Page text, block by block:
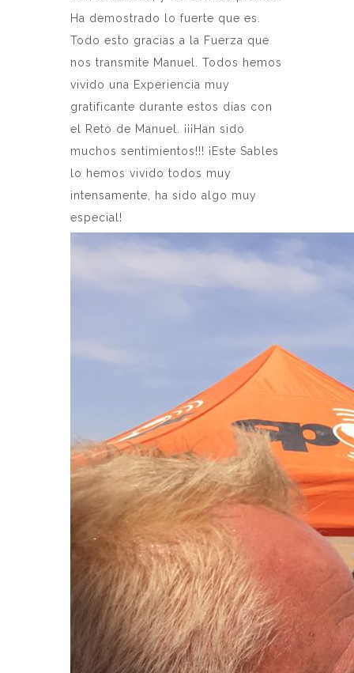
Ha demostrado lo fuerte que es.
Todo esto gracias a la Fuerza que
nos transmite Manuel. Todos hemos
vivido una Experiencia muy
gratificante durante estos días con
el Reto de Manuel. ¡¡¡Han sido
muchos sentimientos!!! ¡Este Sables
lo hemos vivido todos muy
intensamente, ha sido algo muy
especial!